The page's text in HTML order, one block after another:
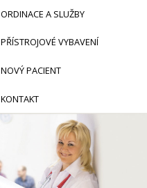
ORDINACE A SLUŽBY
PŘÍSTROJOVÉ VYBAVENÍ
NOVÝ PACIENT
KONTAKT